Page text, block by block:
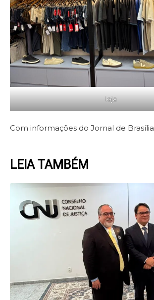
loja
Com informações do Jornal de Brasília
LEIA TAMBÉM
PagePage Page